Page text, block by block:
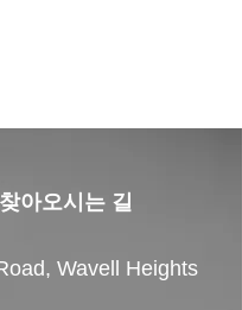
​찾아오시는 길
Wavell Heights